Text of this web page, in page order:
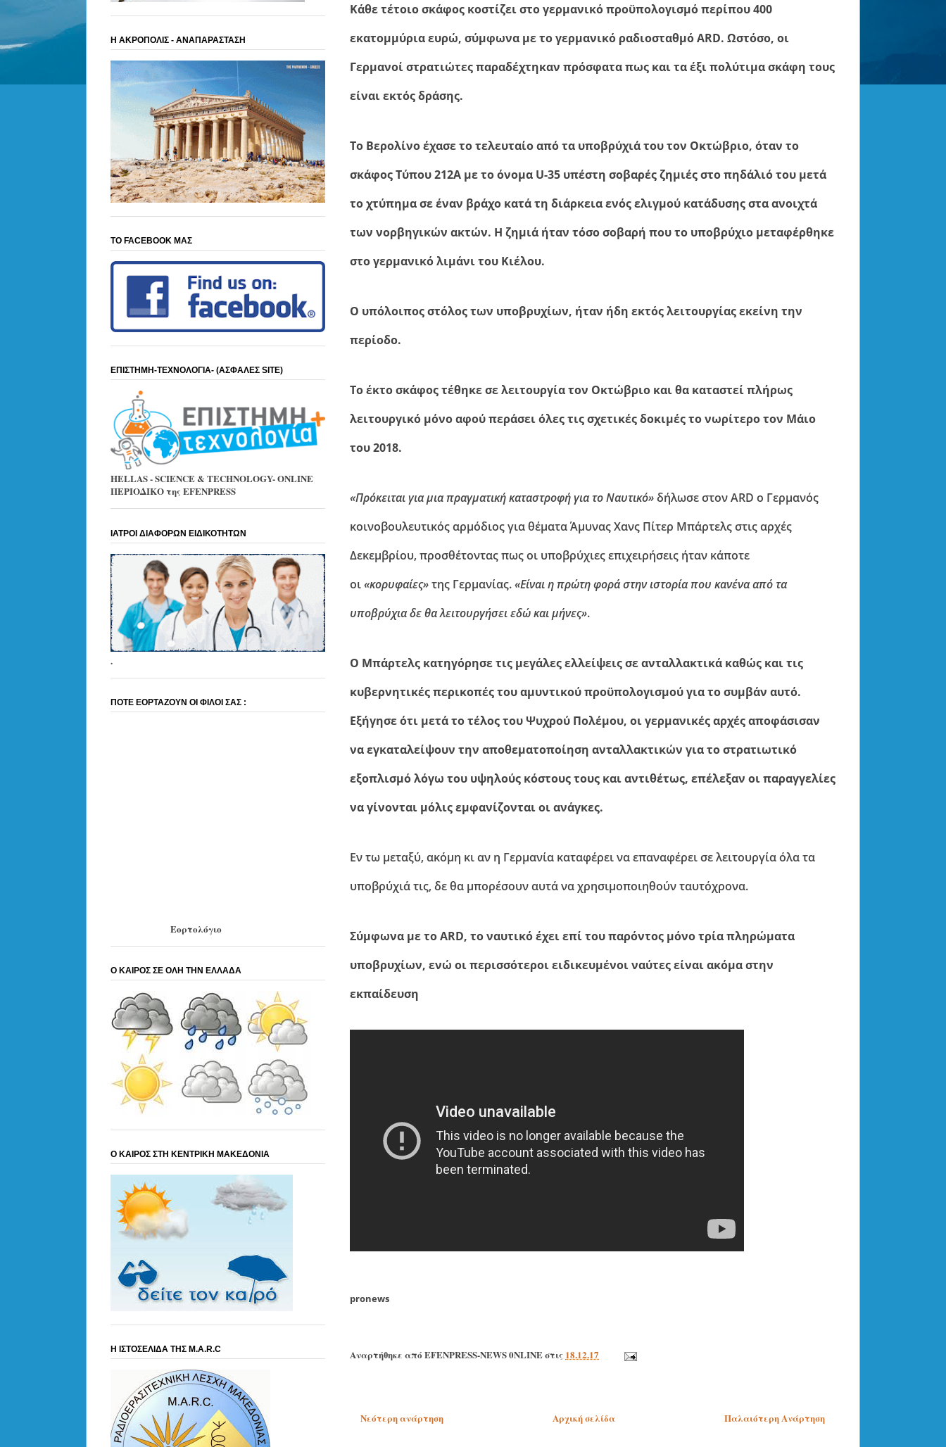
Κάθε τέτοιο σκάφος κοστίζει στο γερμανικό προϋπολογισμό περίπου 400
εκατομμύρια ευρώ, σύμφωνα με το γερμανικό ραδιοσταθμό ARD. Ωστόσο, οι
Γερμανοί στρατιώτες παραδέχτηκαν πρόσφατα πως και τα έξι πολύτιμα σκάφη τους
είναι εκτός δράσης.
Το Βερολίνο έχασε το τελευταίο από τα υποβρύχιά του τον Οκτώβριο, όταν το
σκάφος Τύπου 212Α με το όνομα U-35 υπέστη σοβαρές ζημιές στο πηδάλιό του μετά
το χτύπημα σε έναν βράχο κατά τη διάρκεια ενός ελιγμού κατάδυσης στα ανοιχτά
των νορβηγικών ακτών. Η ζημιά ήταν τόσο σοβαρή που το υποβρύχιο μεταφέρθηκε
στο γερμανικό λιμάνι του Κιέλου.
Ο υπόλοιπος στόλος των υποβρυχίων, ήταν ήδη εκτός λειτουργίας εκείνη την
περίοδο.
Το έκτο σκάφος τέθηκε σε λειτουργία τον Οκτώβριο και θα καταστεί πλήρως
λειτουργικό μόνο αφού περάσει όλες τις σχετικές δοκιμές το νωρίτερο τον Μάιο
του 2018.
«Πρόκειται για μια πραγματική καταστροφή για το Ναυτικό»δήλωσε στον ARD ο Γερμανός
κοινοβουλευτικός αρμόδιος για θέματα Άμυνας Χανς Πίτερ Μπάρτελς στις αρχές
Δεκεμβρίου, προσθέτοντας πως οι υποβρύχιες επιχειρήσεις ήταν κάποτε
οι«κορυφαίες»της Γερμανίας.«Είναι η πρώτη φορά στην ιστορία που κανένα από τα
υποβρύχια δε θα λειτουργήσει εδώ και μήνες».
Ο Μπάρτελς κατηγόρησε τις μεγάλες ελλείψεις σε ανταλλακτικά καθώς και τις
κυβερνητικές περικοπές του αμυντικού προϋπολογισμού για το συμβάν αυτό.
Εξήγησε ότι μετά το τέλος του Ψυχρού Πολέμου, οι γερμανικές αρχές αποφάσισαν
να εγκαταλείψουν την αποθεματοποίηση ανταλλακτικών για το στρατιωτικό
εξοπλισμό λόγω του υψηλούς κόστους τους και αντιθέτως, επέλεξαν οι παραγγελίες
να γίνονται μόλις εμφανίζονται οι ανάγκες.
Εν τω μεταξύ, ακόμη κι αν η Γερμανία καταφέρει να επαναφέρει σε λειτουργία όλα τα
υποβρύχιά τις, δε θα μπορέσουν αυτά να χρησιμοποιηθούν ταυτόχρονα.
Σύμφωνα με το ARD, το ναυτικό έχει επί του παρόντος μόνο τρία πληρώματα
υποβρυχίων, ενώ οι περισσότεροι ειδικευμένοι ναύτες είναι ακόμα στην
εκπαίδευση
pronews
Αναρτήθηκε από EFENPRESS-NEWS 0NLINEστις 18.12.17
Νεότερη ανάρτηση Παλαιότερη Ανάρτηση
Αρχική σελίδα
Η ΑΚΡΟΠΟΛΙΣ - ΑΝΑΠΑΡΑΣΤΑΣΗ
ΤΟ FACEBOOK ΜΑΣ
ΕΠΙΣΤΗΜΗ-ΤΕΧΝΟΛΟΓΙΑ- (ΑΣΦΑΛΕΣ SITE)
HELLAS - SCIENCE & TECHNOLOGY- ONLINE
ΠΕΡΙΟΔΙΚΟ της EFENPRESS
ΙΑΤΡΟΙ ΔΙΑΦΟΡΩΝ ΕΙΔΙΚΟΤΗΤΩΝ
.
ΠΟΤΕ ΕΟΡΤΑΖΟΥΝ ΟΙ ΦΙΛΟΙ ΣΑΣ :
Εορτολόγιο
Ο ΚΑΙΡΟΣ ΣΕ ΟΛΗ ΤΗΝ ΕΛΛΑΔΑ
Ο ΚΑΙΡΟΣ ΣΤΗ ΚΕΝΤΡΙΚΗ ΜΑΚΕΔΟΝΙΑ
Η ΙΣΤΟΣΕΛΙΔΑ ΤΗΣ M.A.R.C